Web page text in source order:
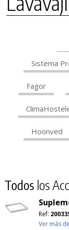
Sistema
Fagor
Hoonved
Todos los
Ref:
Ver más